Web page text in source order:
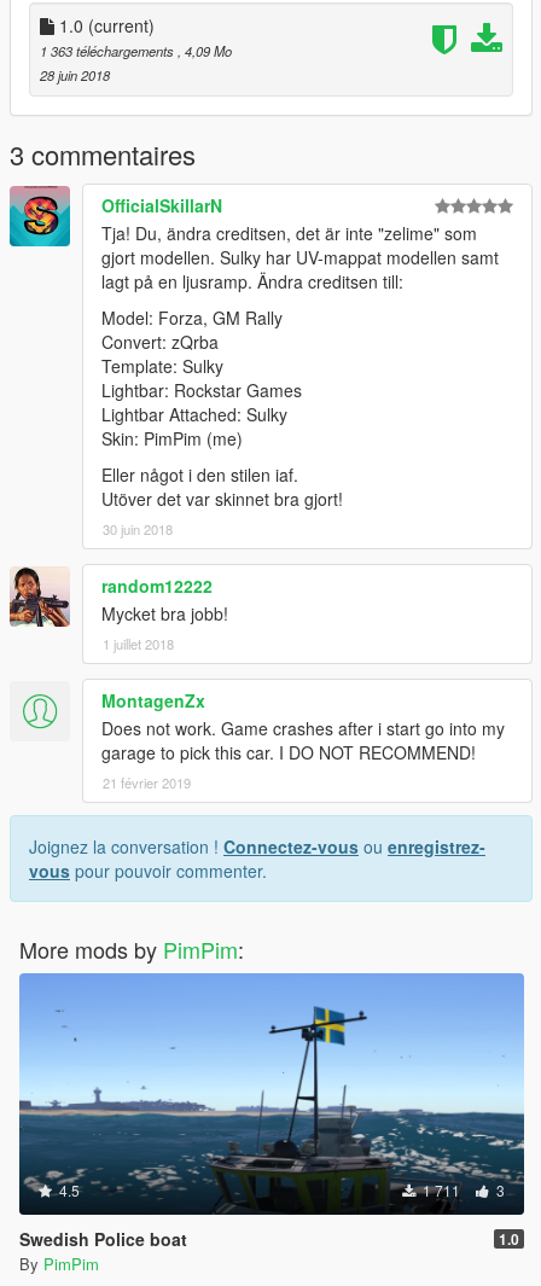
1.0 (current)
1 363 téléchargements, 4,09 Mo
28 juin 2018
3 commentaires
OfficialSkillarN
Tja! Du, ändra creditsen, det är inte "zelime" som
gjort modellen. Sulky har UV-mappat modellen samt
lagt på en ljusramp. Ändra creditsen till:
Model: Forza, GM Rally
Convert: zQrba
Template: Sulky
Lightbar: Rockstar Games
Lightbar Attached: Sulky
Skin: PimPim (me)
Eller något i den stilen iaf.
Utöver det var skinnet bra gjort!
30 juin 2018
random12222
Mycket bra jobb!
1 juillet 2018
MontagenZx
Does not work. Game crashes after i start go into my
garage to pick this car. I DO NOT RECOMMEND!
21 février 2019
Joignez la conversation ! Connectez-vous ou enregistrez-
vous pour pouvoir commenter.
More mods by PimPim:
4.5 1 711 3
Swedish Police boat 1.0
By PimPim